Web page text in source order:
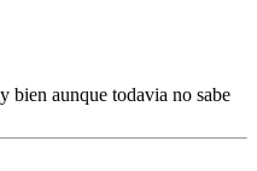
bien aunque todavia no sabe